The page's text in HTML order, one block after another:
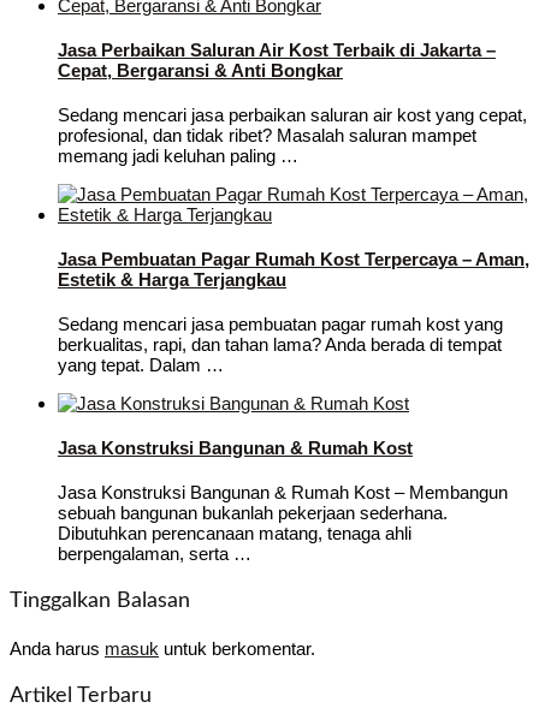
Jasa Perbaikan Saluran Air Kost Terbaik di Jakarta –
Cepat, Bergaransi & Anti Bongkar
Sedang mencari jasa perbaikan saluran air kost yang cepat,
profesional, dan tidak ribet? Masalah saluran mampet
memang jadi keluhan paling …
Jasa Pembuatan Pagar Rumah Kost Terpercaya – Aman,
Estetik & Harga Terjangkau
Sedang mencari jasa pembuatan pagar rumah kost yang
berkualitas, rapi, dan tahan lama? Anda berada di tempat
yang tepat. Dalam …
Jasa Konstruksi Bangunan & Rumah Kost
Jasa Konstruksi Bangunan & Rumah Kost – Membangun
sebuah bangunan bukanlah pekerjaan sederhana.
Dibutuhkan perencanaan matang, tenaga ahli
berpengalaman, serta …
Tinggalkan Balasan
Anda harus masuk untuk berkomentar.
Artikel Terbaru